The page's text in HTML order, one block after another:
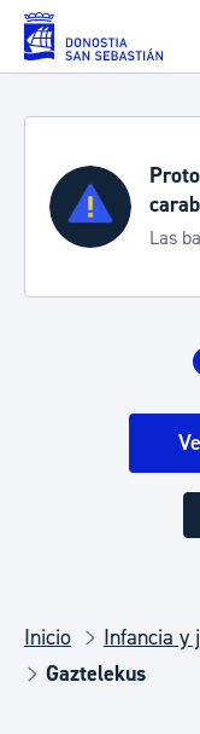
Saltar al contenido
Las
Inicio Infancia y
Gaztelekus